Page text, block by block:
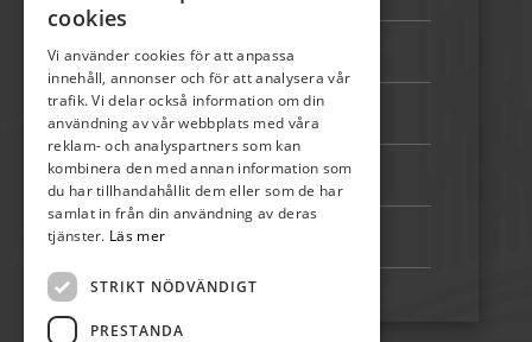
Epost: info@skordefest.nu
072-507 80 50
Bankgiro: 5192-4348
Swish: 123 222 02 67
cookies
Vi använder cookies för att anpassa
innehåll, annonser och för att analysera vår
trafik. Vi delar också information om din
användning av vår webbplats med våra
reklam- och analyspartners som kan
kombinera den med annan information som
du har tillhandahållit dem eller som de har
samlat in från din användning av deras
tjänster. Läs mer
STRIKT NÖDVÄNDIGT
PRESTANDA